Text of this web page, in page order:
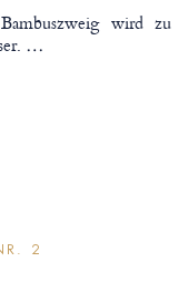
wird zu
…
2